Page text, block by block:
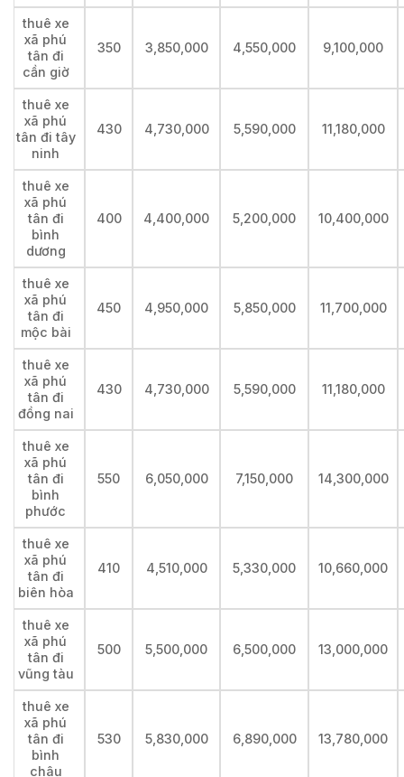
thuê xe
xã phú
tân đi
cần giờ
350 3,850,000 4,550,000 9,100,000
thuê xe
xã phú
tân đi tây
ninh
430 4,730,000 5,590,000 11,180,000
thuê xe
xã phú
tân đi
bình
dương
400 4,400,000 5,200,000 10,400,000
thuê xe
xã phú
tân đi
mộc bài
450 4,950,000 5,850,000 11,700,000
thuê xe
xã phú
tân đi
đồng nai
430 4,730,000 5,590,000 11,180,000
thuê xe
xã phú
tân đi
bình
phước
550 6,050,000 7,150,000 14,300,000
thuê xe
xã phú
tân đi
biên hòa
410 4,510,000 5,330,000 10,660,000
thuê xe
xã phú
tân đi
vũng tàu
500 5,500,000 6,500,000 13,000,000
thuê xe
xã phú
tân đi
bình
châu
530 5,830,000 6,890,000 13,780,000